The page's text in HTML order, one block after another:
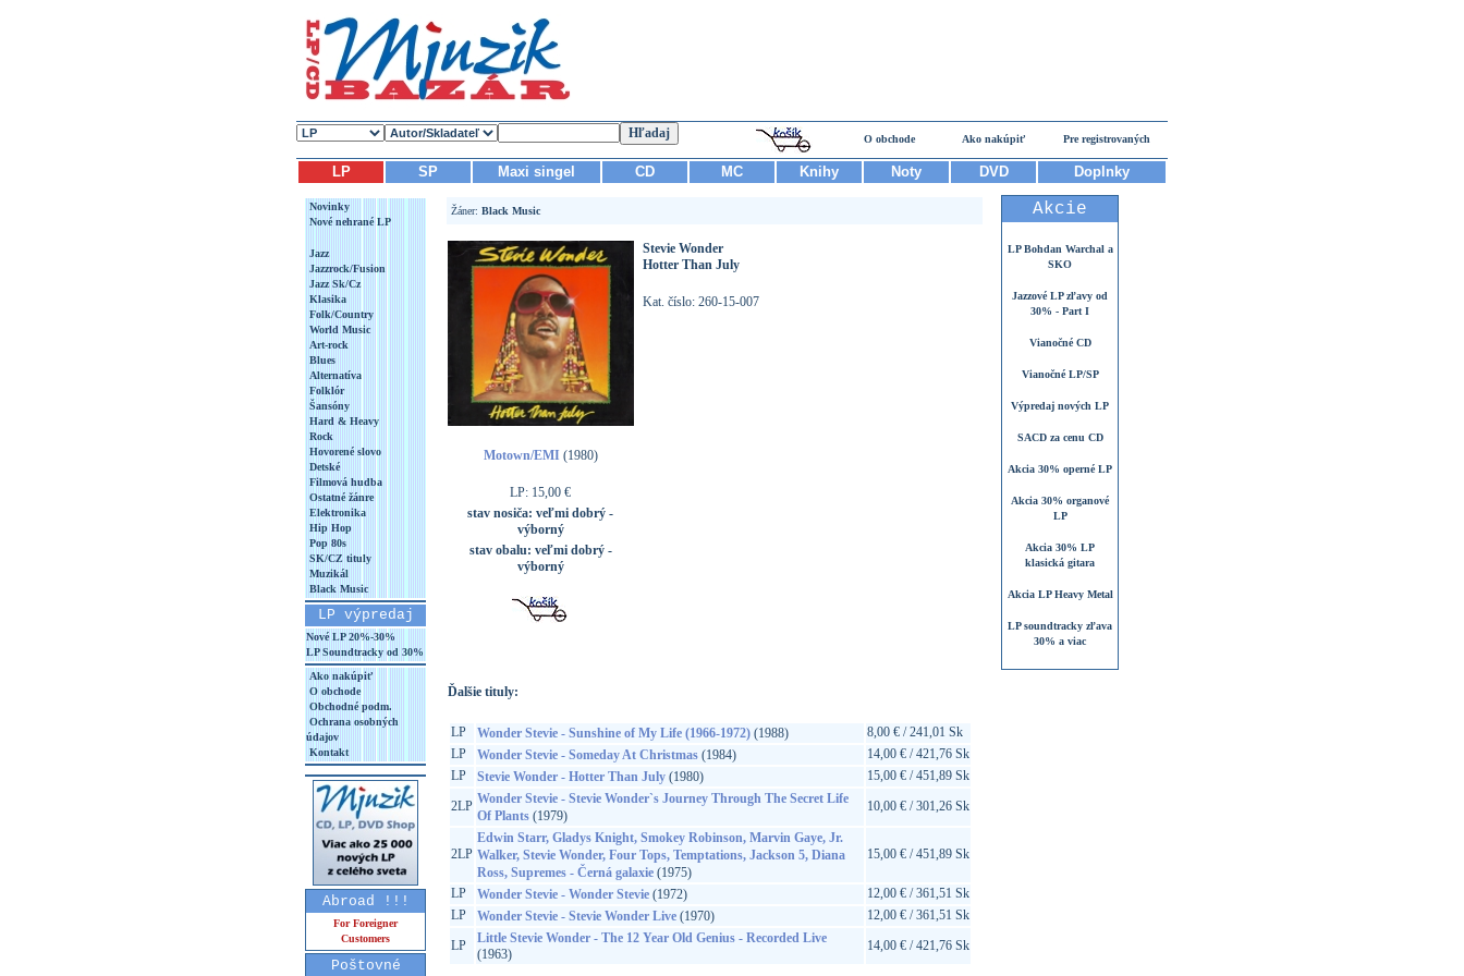
O obchode Ako nakúpiť Pre registrovaných
LP SP Maxi singel CD MC Knihy Noty DVD Doplnky
Novinky
Nové nehrané LP
Jazz
Jazzrock/Fusion
Jazz Sk/Cz
Klasika
Folk/Country
World Music
Art-rock
Blues
Alternatíva
Folklór
Šansóny
Hard & Heavy
Rock
Hovorené slovo
Detské
Filmová hudba
Ostatné žánre
Elektronika
Hip Hop
Pop 80s
SK/CZ tituly
Muzikál
Black Music
LP výpredaj
Nové LP 20%-30%
LP Soundtracky od 30%
Ako nakúpiť
O obchode
Obchodné podm.
Ochrana osobných
údajov
Kontakt
Abroad !!!
For Foreigner
Customers
Poštovné
Žáner: Black Music
Motown/EMI (1980)
LP: 15,00 €
stav nosiča: veľmi dobrý -
výborný
stav obalu: veľmi dobrý -
výborný
Stevie Wonder
Hotter Than July
Kat. číslo: 260-15-007
Ďalšie tituly:
LP Wonder Stevie - Sunshine of My Life (1966-1972)(1988)
8,00 € / 241,01 Sk
LP
Wonder Stevie - Someday At Christmas(1984)
14,00 € / 421,76 Sk
LP
Stevie Wonder - Hotter Than July(1980)
15,00 € / 451,89 Sk
2LP Wonder Stevie - Stevie Wonder`s Journey Through The Secret Life
Of Plants(1979)
10,00 € / 301,26 Sk
2LP
Edwin Starr, Gladys Knight, Smokey Robinson, Marvin Gaye, Jr.
Walker, Stevie Wonder, Four Tops, Temptations, Jackson 5, Diana
Ross, Supremes - Černá galaxie(1975)
15,00 € / 451,89 Sk
LP Wonder Stevie - Wonder Stevie(1972)
12,00 € / 361,51 Sk
LP
Wonder Stevie - Stevie Wonder Live(1970)
12,00 € / 361,51 Sk
LP
Little Stevie Wonder - The 12 Year Old Genius - Recorded Live
(1963)
14,00 € / 421,76 Sk
Akcie
LP Bohdan Warchal a
SKO
Jazzové LP zľavy od
30% - Part I
Vianočné CD
Vianočné LP/SP
Výpredaj nových LP
SACD za cenu CD
Akcia 30% operné LP
Akcia 30% organové
LP
Akcia 30% LP
klasická gitara
Akcia LP Heavy Metal
LP soundtracky zľava
30% a viac